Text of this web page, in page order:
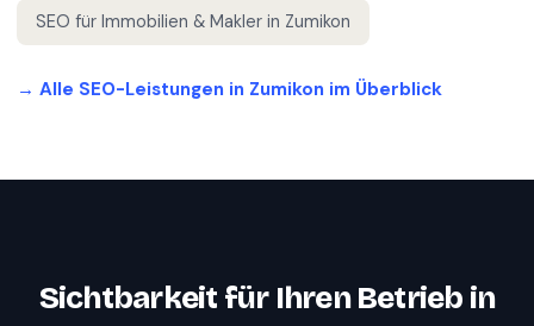
SEO für Immobilien & Makler in Zumikon
→ Alle SEO-Leistungen in Zumikon im Überblick
Sichtbarkeit für Ihren Betrieb in